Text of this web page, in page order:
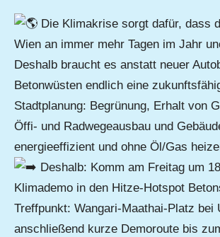
Die Klimakrise sorgt dafür, dass
Wien an immer mehr Tagen im Jahr
Deshalb braucht es anstatt neuer
Betonwüsten endlich eine
Stadtplanung: Begrünung, Erhalt von
Öffi- und Radwegeausbau und
energieeffizient und ohne Öl/Gas
Deshalb: Komm am Freitag um
Klimademo in den Hitze-Hotspot
Treffpunkt: Wangari-Maathai-Platz bei
anschließend kurze Demoroute bis